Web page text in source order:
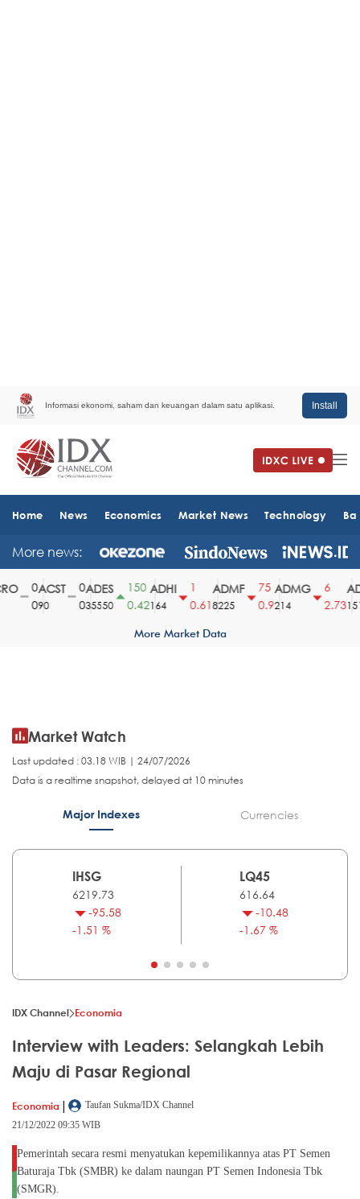
Informasi ekonomi, saham dan keuangan dalam satu aplikasi. Install
Home News Economics Market News Technology
More news:
ACST
90
ADES
35550
150
0.42
ADHI
164
0.61
ADMF
8225
75
0.9
ADMG
214
2.731510
More Market Data
Market Watch
Last updated : 03.18 WIB | 24/07/2026
Data is a realtime snapshot, delayed at 10 minutes
Major Indexes Currencies
IHSG
6219.73
-95.58
-1.51 %
LQ45
616.64
-10.48
-1.67 %
IDX Channel Economia
Interview with Leaders: Selangkah Lebih
Maju di Pasar Regional
Economia |
Taufan Sukma/IDX Channel
21/12/2022 09:35 WIB
Pemerintah secara resmi menyatukan kepemilikannya atas PT Semen
Baturaja Tbk (SMBR) ke dalam naungan PT Semen Indonesia Tbk
(SMGR).